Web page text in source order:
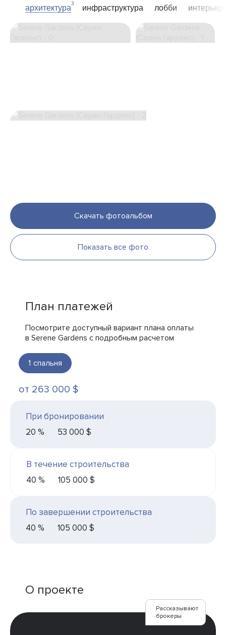
архитектура
3
инфраструктура лобби интерьер
Скачать фотоальбом
Показать все фото
План платежей
Посмотрите доступный вариант плана оплаты
в Serene Gardens с подробным расчетом
1 спальня
от 263 000 $
При бронировании
20 %
53 000 $
В течение строительства
40 %
105 000 $
По завершении строительства
40 %
105 000 $
О проекте
Рассказывают
брокеры